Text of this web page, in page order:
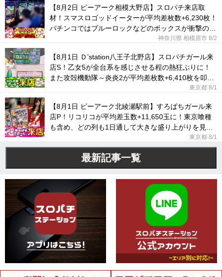
【8月2日 ピーアーク相模大野店】スロパチ来店取
材！スマスロゴッドイーターが平均差枚数+6,230枚！
パチンコではブルーロックなどのボックスが衝撃の出
神奈川県 相模原市 8/2
【8月1日 Ｄ’station八王子北野店】スロパチガール来
店S！乙女5が全台系を感じさせる程の熱狂ぶりに！
また攻殻機動隊～炎炎2が平均差枚数+6,410枚を叩き
東京都 8/1
【8月1日 ピーアーク北綾瀬駅前】すろぱちガール来
店P！リコリコが平均差玉数+11,650玉に！東京喰種
も含め、どの列も1日通して大きな盛り上がりを見せ
東京都 8/1
最新記事一覧